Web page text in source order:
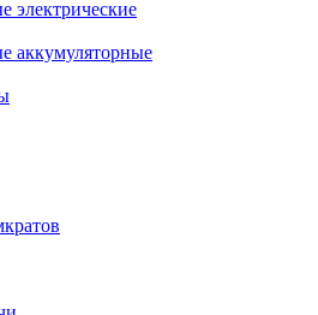
электрические
аккумуляторные